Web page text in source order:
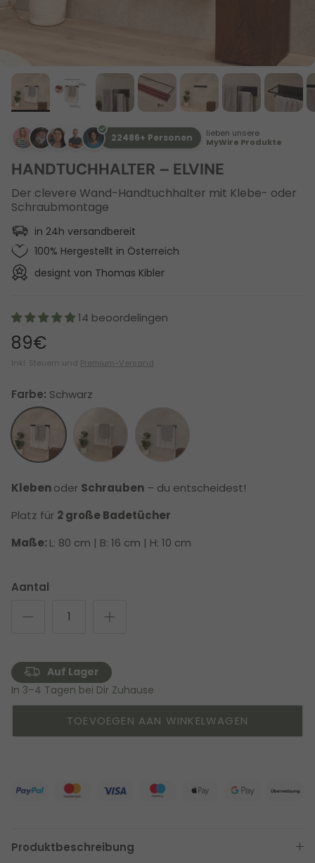
22486+ Personen
lieben unsere
MyWire Produkte
HANDTUCHHALTER – ELVINE
Der clevere Wand-Handtuchhalter mit Klebe- oder
Schraubmontage
in 24h versandbereit
100% Hergestellt in Österreich
designt von Thomas Kibler
14 beoordelingen
89€
Inkl. Steuern und Premium-Versand
Farbe: Schwarz
Schwarz
Klebenoder Schrauben – du entscheidest!
Platz für 2 große Badetücher
Maße:L: 80 cm | B: 16 cm | H: 10 cm
Aantal
Auf Lager
In 3–4 Tagen bei Dir Zuhause
TOEVOEGEN AAN WINKELWAGEN
Produktbeschreibung